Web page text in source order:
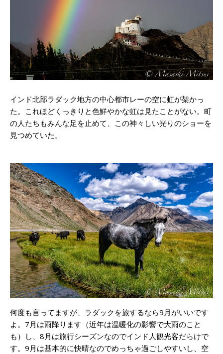
インド北部ラダック地方の中心都市レーの空に虹が架かっ
た。これほどくっきりと色鮮やかな虹は見たことがない。町
の人たちもみんな足を止めて、この神々しい光りのショーを
見つめていた。
何度も言ってますが、ラダックを旅するなら9月がいいです
よ。7月は雨降ります（近年は温暖化の影響で大雨のこと
も）し、8月は旅行シーズンなのでインド人観光客だらけで
す。9月は基本的に快晴なのでめっちゃ過ごしやすいし、空